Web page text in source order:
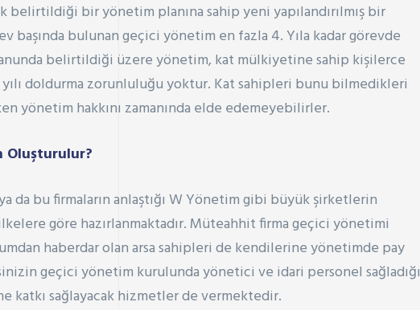
bir yönetim planına sahip yeni yapılandırılmış bir
başında bulunan geçici yönetim en fazla 4. Yıla kadar görevde
belirtildiği üzere yönetim, kat mülkiyetine sahip kişilerce
doldurma zorunluluğu yoktur. Kat sahipleri bunu bilmedikleri
yönetim hakkını zamanında elde edemeyebilirler.
Oluşturulur?
da bu firmaların anlaştığı W Yönetim gibi büyük şirketlerin
göre hazırlanmaktadır. Müteahhit firma geçici yönetimi
haberdar olan arsa sahipleri de kendilerine yönetimde pay
geçici yönetim kurulunda yönetici ve idari personel sağladığı
katkı sağlayacak hizmetler de vermektedir.